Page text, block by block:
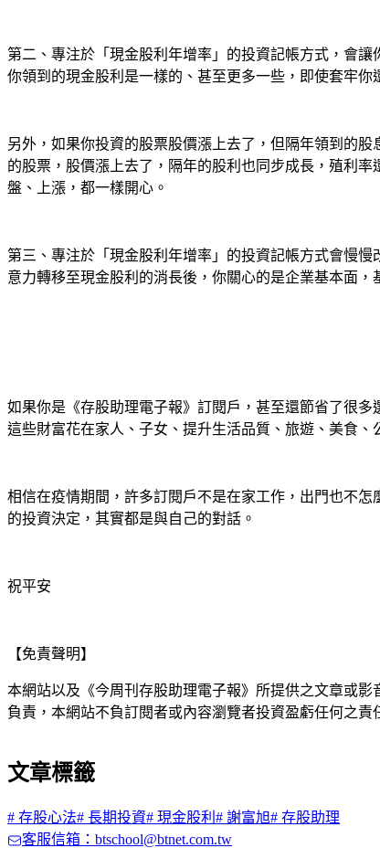
第二、專注於「現金股利年增率」的投資記帳方式，會
你領到的現金股利是一樣的、甚至更多一些，即使套牢你
另外，如果你投資的股票股價漲上去了，但隔年領到的
的股票，股價漲上去了，隔年的股利也同步成長，殖利
盤、上漲，都一樣開心。
第三、專注於「現金股利年增率」的投資記帳方式會慢
意力轉移至現金股利的消長後，你關心的是企業基本面，
如果你是《存股助理電子報》訂閱戶，甚至還節省了很
這些財富花在家人、子女、提升生活品質、旅遊、美食
相信在疫情期間，許多訂閱戶不是在家工作，出門也不
的投資決定，其實都是與自己的對話。
祝平安
【免責聲明】
本網站以及《今周刊存股助理電子報》所提供之文章或
負責，本網站不負訂閱者或內容瀏覽者投資盈虧任何之
文章標籤
# 存股心法# 長期投資# 現金股利 # 謝富旭# 存股助理
客服信箱：btschool@btnet.com.tw